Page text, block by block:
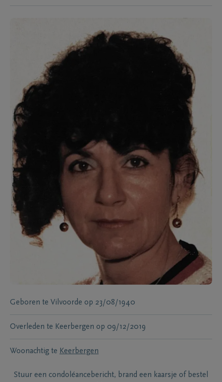
Geboren te Vilvoorde op 23/08/1940
Overleden te Keerbergen op 09/12/2019
Woonachtig te Keerbergen
Stuur een condoléancebericht, brand een kaarsje of bestel